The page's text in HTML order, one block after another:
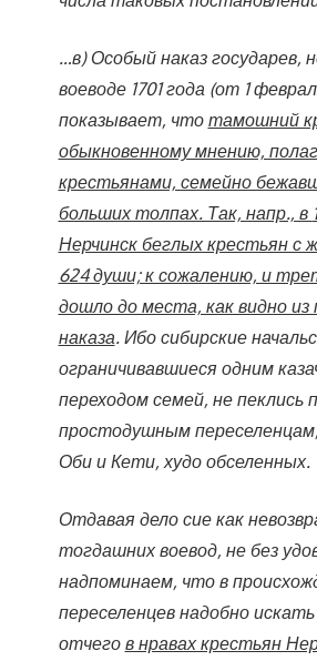
…в) Особый наказ государев,
воеводе 1701 года (от 1
показывает, что тамошний
обыкновенному мнению,
крестьянами, семейно
больших толпах. Так, напр., в
Нерчинск беглых крестьян с
624 души; к сожалению, и
дошло до места, как видно
наказа. Ибо сибирские
ограничивавшиеся одним
переходом семей, не пеклись
простодушным
Оби и Кети, худо обселенных.
Отдавая дело сие как
тогдашних воевод, не без
надпоминаем, что в
переселенцев надобно
отчего в нравах крестьян